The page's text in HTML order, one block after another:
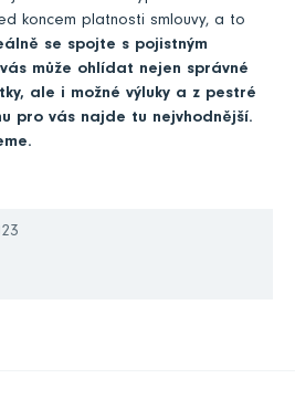
koncem platnosti smlouvy, a to
se spojte s pojistným
může ohlídat nejen správné
ale i možné výluky a z pestré
pro vás najde tu nejvhodnější.